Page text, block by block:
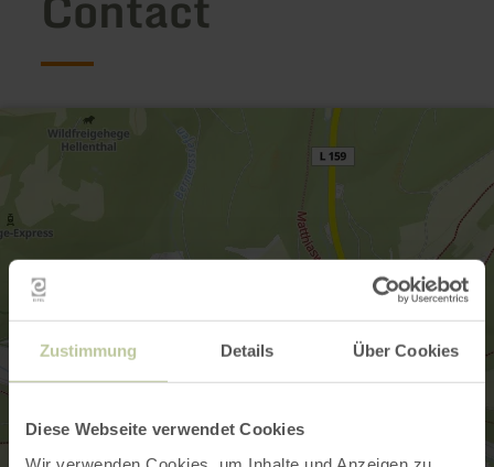
Zustimmung Details Über Cookies
Diese Webseite verwendet Cookies